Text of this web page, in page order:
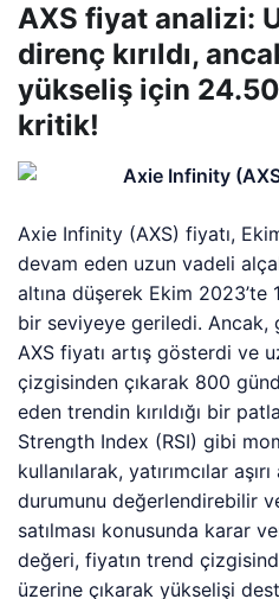
AXS fiyat analizi:
direnç kırıldı,
yükseliş için
kritik!
Axie Infinity (AXS) fiyatı,
devam eden uzun vadeli
altına düşerek Ekim
bir seviyeye geriledi. Ancak,
AXS fiyatı artış gösterdi ve
çizgisinden çıkarak 800
eden trendin kırıldığı bir
Strength Index (RSI) gibi
kullanılarak, yatırımcılar
durumunu değerlendirebilir ve
satılması konusunda karar
değeri, fiyatın trend
üzerine çıkarak yükselişi